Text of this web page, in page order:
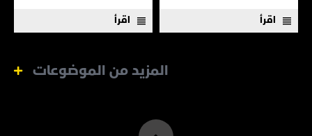
اقرأ اقرأ
المزيد من الموضوعات